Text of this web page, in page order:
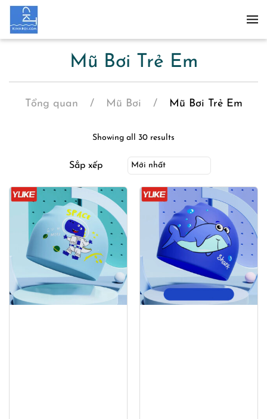
Skip to main content
Mũ Bơi Trẻ Em
Tổng quan Mũ Bơi Mũ Bơi Trẻ Em
Showing all 30 results
Sắp xếp